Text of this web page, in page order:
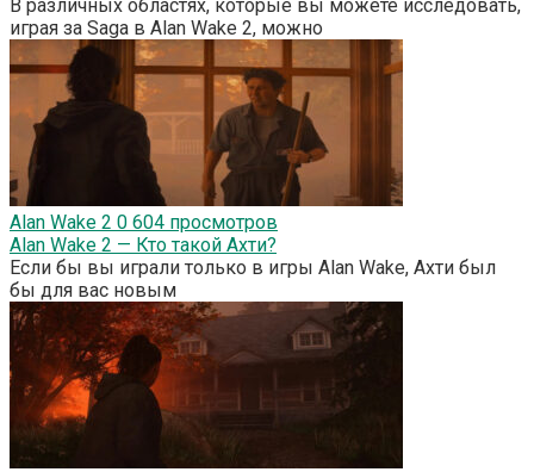
В различных областях, которые вы можете исследовать,
играя за Saga в Alan Wake 2, можно
Alan Wake 2 0 604 просмотров
Alan Wake 2 — Кто такой Ахти?
Если бы вы играли только в игры Alan Wake, Ахти был
бы для вас новым